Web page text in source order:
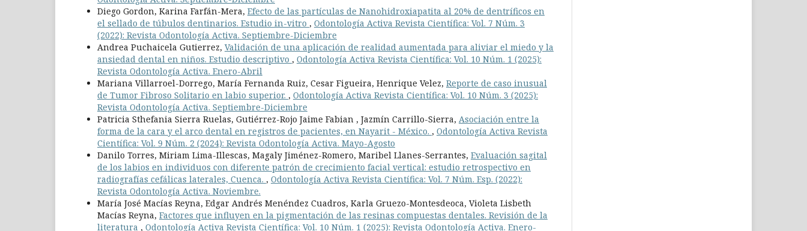
Diego Gordon, Karina Farfán-Mera, Efecto de las partículas de Nanohidroxiapatita al 20% de dentríficos en
el sellado de túbulos dentinarios. Estudio in-vitro , Odontología Activa Revista Científica: Vol. 7 Núm. 3
(2022): Revista Odontología Activa. Septiembre-Diciembre
Andrea Puchaicela Gutierrez, Validación de una aplicación de realidad aumentada para aliviar el miedo y la
ansiedad dental en niños. Estudio descriptivo , Odontología Activa Revista Científica: Vol. 10 Núm. 1 (2025):
Revista Odontología Activa. Enero-Abril
Mariana Villarroel-Dorrego, María Fernanda Ruiz, Cesar Figueira, Henrique Velez, Reporte de caso inusual
de Tumor Fibroso Solitario en labio superior. , Odontología Activa Revista Científica: Vol. 10 Núm. 3 (2025):
Revista Odontología Activa. Septiembre-Diciembre
Patricia Sthefania Sierra Ruelas, Gutiérrez-Rojo Jaime Fabian , Jazmín Carrillo-Sierra, Asociación entre la
forma de la cara y el arco dental en registros de pacientes, en Nayarit - México. , Odontología Activa Revista
Científica: Vol. 9 Núm. 2 (2024): Revista Odontología Activa. Mayo-Agosto
Danilo Torres, Miriam Lima-Illescas, Magaly Jiménez-Romero, Maribel Llanes-Serrantes, Evaluación sagital
de los labios en individuos con diferente patrón de crecimiento facial vertical: estudio retrospectivo en
radiografías cefálicas laterales, Cuenca. , Odontología Activa Revista Científica: Vol. 7 Núm. Esp. (2022):
Revista Odontología Activa. Noviembre.
María José Macías Reyna, Edgar Andrés Menéndez Cuadros, Karla Gruezo-Montesdeoca, Violeta Lisbeth
Macías Reyna, Factores que influyen en la pigmentación de las resinas compuestas dentales. Revisión de la
literatura , Odontología Activa Revista Científica: Vol. 10 Núm. 1 (2025): Revista Odontología Activa. Enero-